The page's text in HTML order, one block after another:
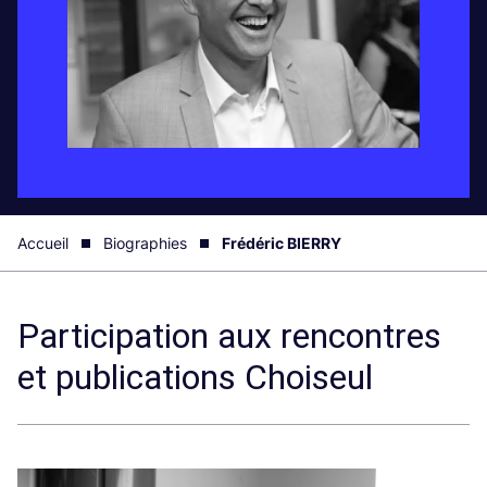
Accueil Biographies Frédéric BIERRY
Participation aux rencontres
et publications Choiseul